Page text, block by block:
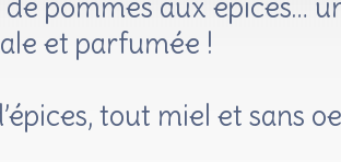
et parfumée !
tout miel et sans